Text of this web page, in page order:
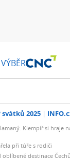
VÝBĚR
2025
Klempíř si hraje
při túře s rodiči
destinace